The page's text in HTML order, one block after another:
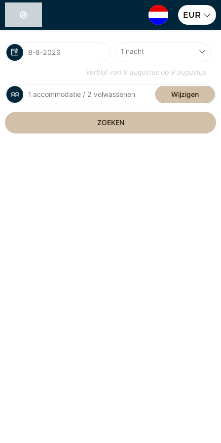
EUR
Verblijf van 8 augustus op 9 augustus
1 accommodatie / 2 volwassenen Wijzigen